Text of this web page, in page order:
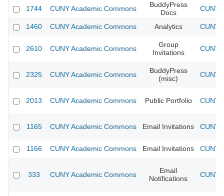
1744 CUNY Academic Commons
BuddyPress
Docs
CUNY
1460 CUNY Academic Commons Analytics CUNY
2610 CUNY Academic Commons
Group
Invitations
CUNY
2325 CUNY Academic Commons
BuddyPress
(misc)
CUNY
2013 CUNY Academic Commons Public Portfolio CUNY
1165 CUNY Academic Commons Email Invitations CUNY
1166 CUNY Academic Commons Email Invitations CUNY
333 CUNY Academic Commons
Email
Notifications
CUNY